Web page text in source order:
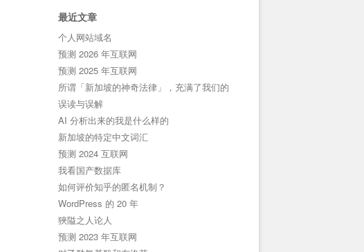
最近文章
个人网站域名
预测 2026 年互联网
预测 2025 年互联网
所谓「新加坡的神奇法律」，充满了我们的
误读与误解
AI 分析出来的我是什么样的
新加坡的特定中文词汇
预测 2024 互联网
我看国产数据库
如何评价知乎的匿名机制？
WordPress 的 20 年
狹隘之人论人
预测 2023 年互联网